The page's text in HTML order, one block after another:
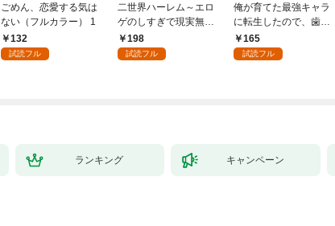
ごめん、恋愛する気は
ない（フルカラー） 1
132
試読フル
二世界ハーレム～エロ
ゲのしすぎで現実無双
～１198
試読フル
俺が育てた最強キャラ
に転生したので、歯向
かうヤツはすべてぶん
殴って生きる事にしま
165
試読フル
ランキング キャンペーン